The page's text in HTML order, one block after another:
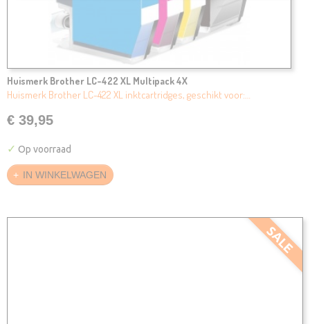
Huismerk Brother LC-422 XL Multipack 4X
Huismerk Brother LC-422 XL inktcartridges, geschikt voor:…
€ 39,95
✓ Op voorraad
IN WINKELWAGEN
SALE